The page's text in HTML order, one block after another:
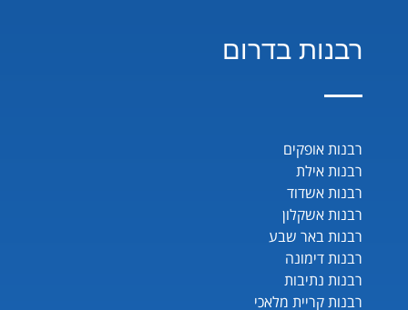
רבנות בדרום
רבנות אופקים
רבנות אילת
רבנות אשדוד
רבנות אשקלון
רבנות באר שבע
רבנות דימונה
רבנות נתיבות
רבנות קריית מלאכי